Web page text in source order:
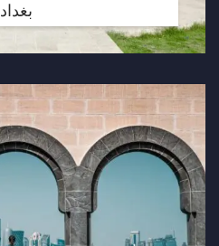
بغداد